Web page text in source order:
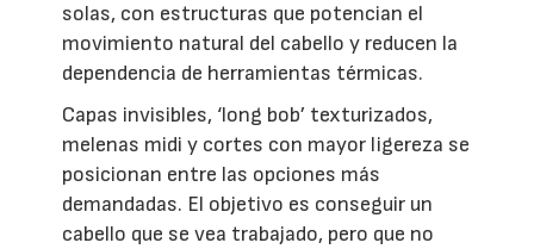
solas, con estructuras que potencian el
movimiento natural del cabello y reducen la
dependencia de herramientas térmicas.
Capas invisibles, ‘long bob’ texturizados,
melenas midi y cortes con mayor ligereza se
posicionan entre las opciones más
demandadas. El objetivo es conseguir un
cabello que se vea trabajado, pero que no